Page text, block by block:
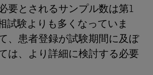
要とされるサンプル数は第1
試験よりも多くなっていま
、患者登録が試験期間に及ぼ
は、より詳細に検討する必要